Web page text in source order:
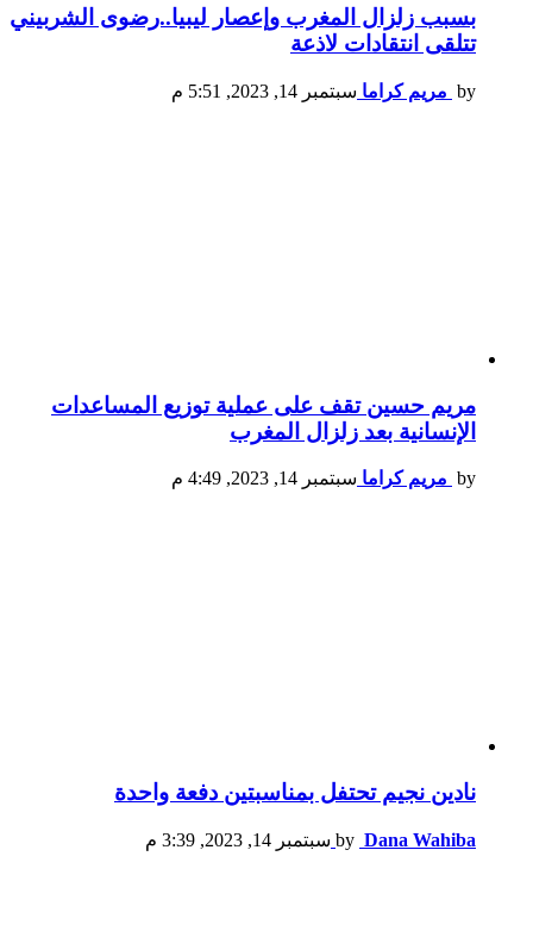
بسبب زلزال المغرب وإعصار ليبيا..رضوى الشربيني
تتلقى انتقادات لاذعة
by مريم كراما سبتمبر 14, 2023, 5:51 م
مريم حسين تقف على عملية توزيع المساعدات
الإنسانية بعد زلزال المغرب
by مريم كراما سبتمبر 14, 2023, 4:49 م
نادين نجيم تحتفل بمناسبتين دفعة واحدة
by Dana Wahiba سبتمبر 14, 2023, 3:39 م